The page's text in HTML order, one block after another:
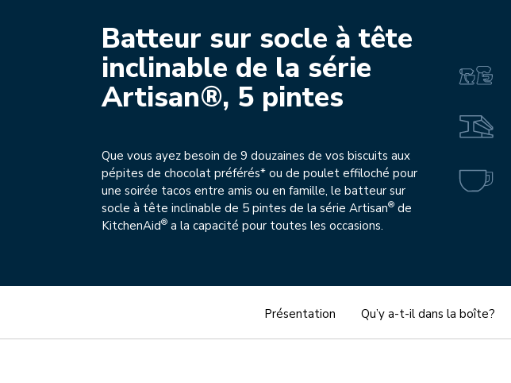
Batteur sur socle à tête
inclinable de la série
Artisan®, 5 pintes
Que vous ayez besoin de 9 douzaines de vos biscuits aux
pépites de chocolat préférés* ou de poulet effiloché pour
une soirée tacos entre amis ou en famille, le batteur sur
socle à tête inclinable de 5 pintes de la série Artisan® de
KitchenAid® a la capacité pour toutes les occasions.
Présentation Qu’y a-t-il dans la boîte?